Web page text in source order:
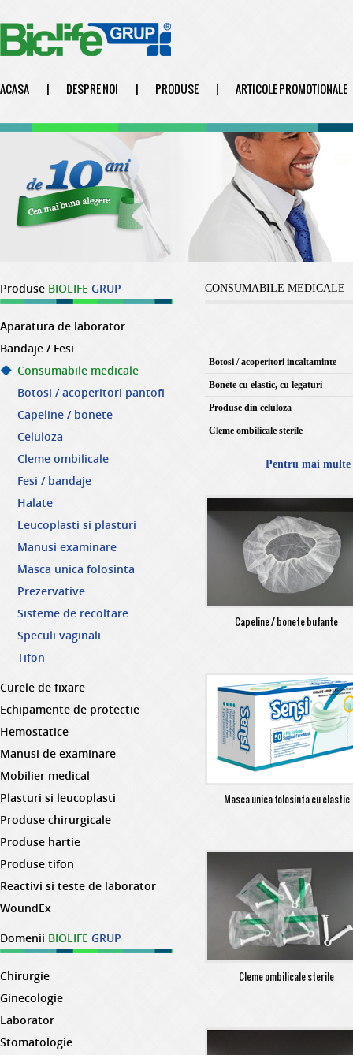
ACASA | DESPRE NOI | PRODUSE | ARTICOLE PROMOTIONALE
Produse BIOLIFE GRUP
Aparatura de laborator
Bandaje / Fesi
Consumabile medicale
Botosi / acoperitori pantofi
Capeline / bonete
Celuloza
Cleme ombilicale
Fesi / bandaje
Halate
Leucoplasti si plasturi
Manusi examinare
Masca unica folosinta
Prezervative
Sisteme de recoltare
Speculi vaginali
Tifon
Curele de fixare
Echipamente de protectie
Hemostatice
Manusi de examinare
Mobilier medical
Plasturi si leucoplasti
Produse chirurgicale
Produse hartie
Produse tifon
Reactivi si teste de laborator
WoundEx
Domenii BIOLIFE GRUP
Chirurgie
Ginecologie
Laborator
Stomatologie
CONSUMABILE MEDICALE
Botosi / acoperitori incaltaminte
Bonete cu elastic, cu legaturi
Produse din celuloza
Cleme ombilicale sterile
Pentru mai multe
Capeline / bonete bufante
Masca unica folosinta cu elastic
Cleme ombilicale sterile